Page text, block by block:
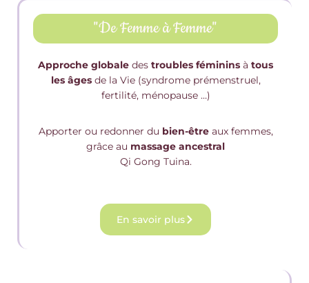
"De Femme à Femme"
Approche globale des troubles féminins à tous
les âgesde la Vie (syndrome prémenstruel,
fertilité, ménopause …)
Apporter ou redonner du bien-êtreaux femmes,
grâce au massage ancestral
Qi Gong Tuina.
En savoir plus